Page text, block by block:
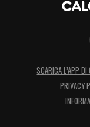
SCARICA L’APP
PRIVACY